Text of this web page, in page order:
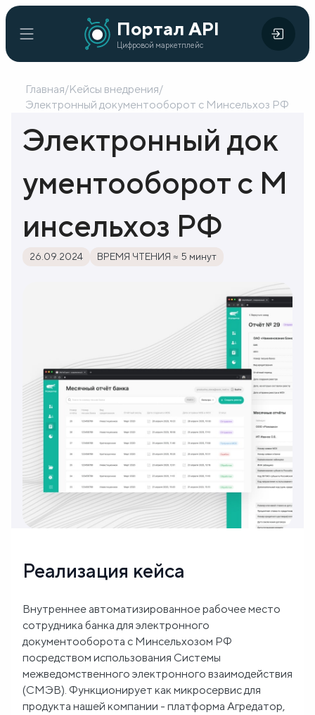
Портал API
Цифровой маркетплейс
Портал
API
Цифровой
маркетплейс
Главная
Каталог
Организации
Кейсы
внедрения
О
нас
FAQ
Главная/Кейсы внедрения/
Электронный документооборот с Минсельхоз РФ
Электронный док
ументооборот с М
инсельхоз РФ
26.09.2024 ВРЕМЯ ЧТЕНИЯ ≈ 5 минут
Реализация кейса
Внутреннее автоматизированное рабочее место
сотрудника банка для электронного
документооборота с Минсельхозом РФ
посредством использования Системы
межведомственного электронного взаимодействия
(СМЭВ). Функционирует как микросервис для
продукта нашей компании - платформа Агредатор,